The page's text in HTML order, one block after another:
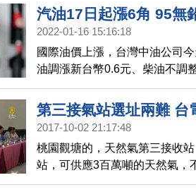
在，92無鉛汽油每公升30.0元
國要求完全禁運伊朗石油的11
汽油17日起漲6角 95無
2022-01-16 15:16:18
國際油價上漲，台灣中油公司
油調漲新台幣0.6元、柴油不調
公升30.7元。
第三接氣站選址兩難 台
2017-10-02 21:17:48
桃園觀塘的，天然氣第三接收
站，可供應3百萬噸的天然氣，
爭議，目前行政院正在計畫遷